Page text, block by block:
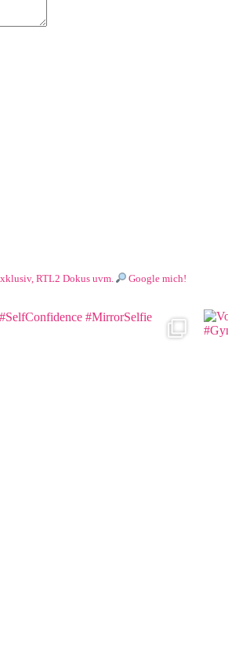
RTL2 Dokus uvm. Google mich!